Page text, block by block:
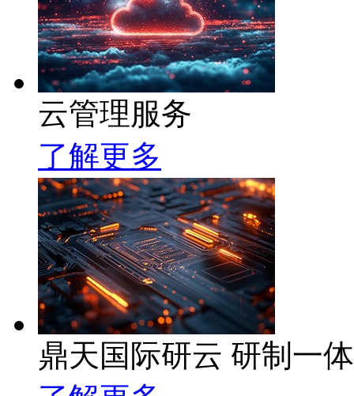
云管理服务
了解更多
鼎天国际研云 研制一